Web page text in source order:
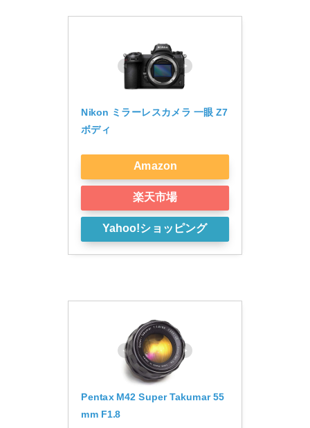
Nikon ミラーレスカメラ 一眼 Z7
ボディ
Amazon
楽天市場
Yahoo!ショッピング
Pentax M42 Super Takumar 55
mm F1.8